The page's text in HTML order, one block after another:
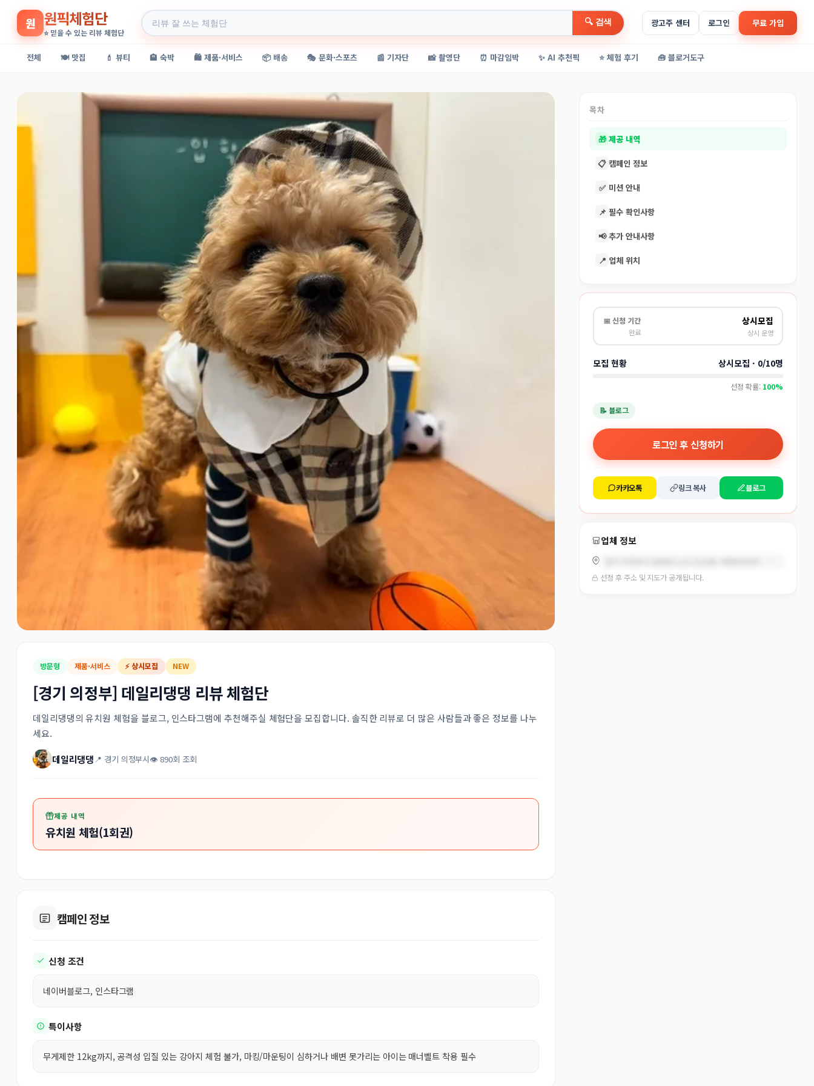
원 원픽체험단
⭐ 믿을 수 있는 리뷰 체험단
🔍 검색 광고주 센터 로그인 무료 가입
전체 🍽️ 맛집 💄 뷰티 🏨 숙박 🛍️ 제품·서비스 📦 배송 🎭 문화·스포츠 📰 기자단 📸 촬영단 ⏰ 마감임박 ✨ AI 추천픽 ⭐ 체험 후기 🧰 블로거도구
방문형 제품·서비스 ⚡ 상시모집 NEW
[경기 의정부] 데일리댕댕 리뷰 체험단
데일리댕댕의 유치원 체험을 블로그, 인스타그램에 추천해주실 체험단을 모집합니다. 솔직한 리뷰로 더 많은 사람들과 좋은 정보를 나누
세요.
데일리댕댕 📍 경기 의정부시👁 890회 조회
제공 내역
유치원 체험(1회권)
캠페인 정보
신청 조건
네이버블로그, 인스타그램
특이사항
무게제한 12kg까지, 공격성 입질 있는 강아지 체험 불가, 마킹/마운팅이 심하거나 배변 못가리는 아이는 매너벨트 착용 필수
목차
🎁 제공 내역
📋 캠페인 정보
✅ 미션 안내
📌 필수 확인사항
📢 추가 안내사항
📍 업체 위치
📅 신청 기간
완료
상시모집
상시 운영
모집 현황 상시모집 · 0/10명
선정 확률: 100%
📝 블로그
로그인 후 신청하기
카카오톡 링크 복사 블로그
업체 정보
선정 후 주소 및 지도가 공개됩니다.